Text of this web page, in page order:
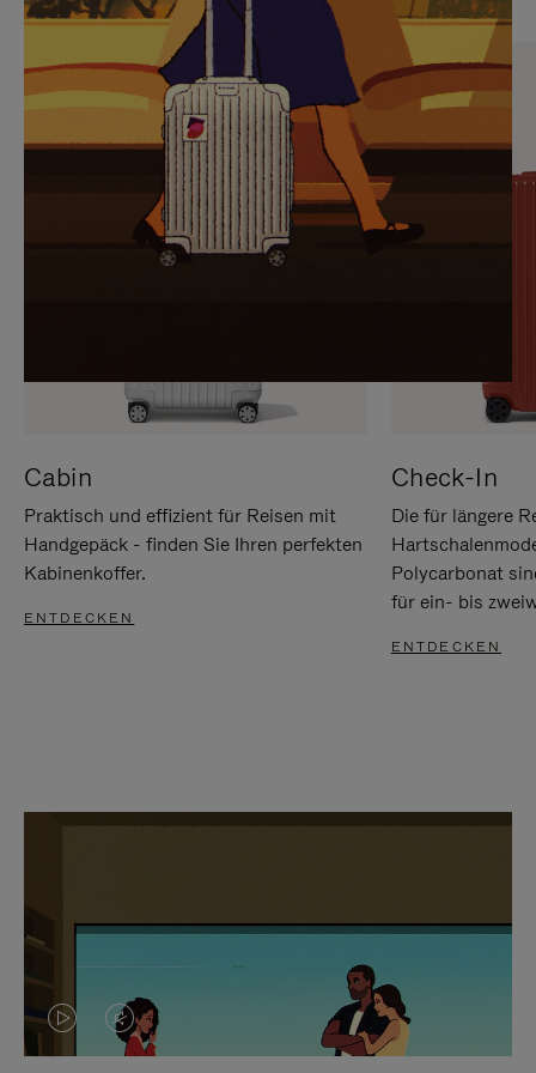
SIE,
UM
ANZUHALTEN
AUFHEBEN
DER
STUMMSCHALTUNG
Cabin
Praktisch und effizient für Reisen mit
Handgepäck - finden Sie Ihren perfekten
Kabinenkoffer.
ENTDECKEN
Check-In
Die für längere
Polycarbonat
für ein- bis
ENTDECKEN
DASVIDEO